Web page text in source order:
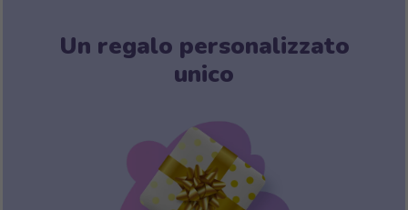
Un regalo personalizzato
unico